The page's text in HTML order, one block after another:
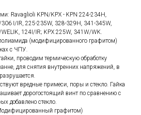
Ravaglioli KPN/KPX - KPN 224-234H,
I/IR, 225-235W, 328-329H, 341-345W,
124I/IR; KPX 225W, 341W/WK.
(модифицированного графитом)
с ЧПУ.
проводим термическую обработку
для снятия внутренних напряжений, в
вредные примеси, поры и стекло. Гайка
дорогостоящий винт по сравнению с
добавлено стекло.
графитом)